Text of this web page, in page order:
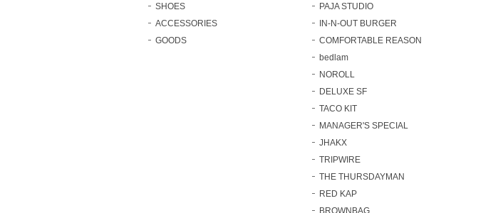
SHOES
ACCESSORIES
GOODS
PAJA STUDIO
IN-N-OUT BURGER
COMFORTABLE REASON
bedlam
NOROLL
DELUXE SF
TACO KIT
MANAGER'S SPECIAL
JHAKX
TRIPWIRE
THE THURSDAYMAN
RED KAP
BROWNBAG